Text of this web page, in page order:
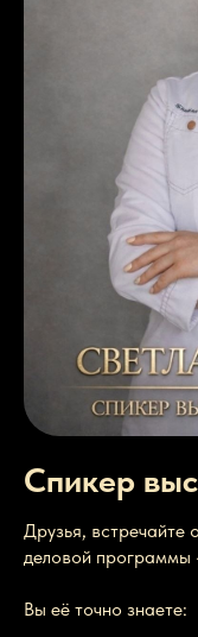
Спикер
Друзья, встречайте
деловой
Вы её точно знаете: